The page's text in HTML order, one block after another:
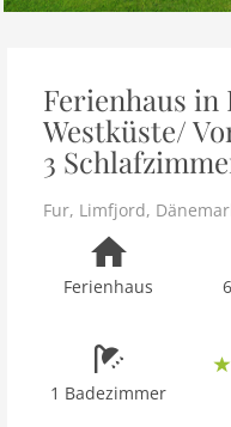
Ferienhaus
Westküste/
3
Fur, Limfjord,
Ferienhaus
1 Badezimmer